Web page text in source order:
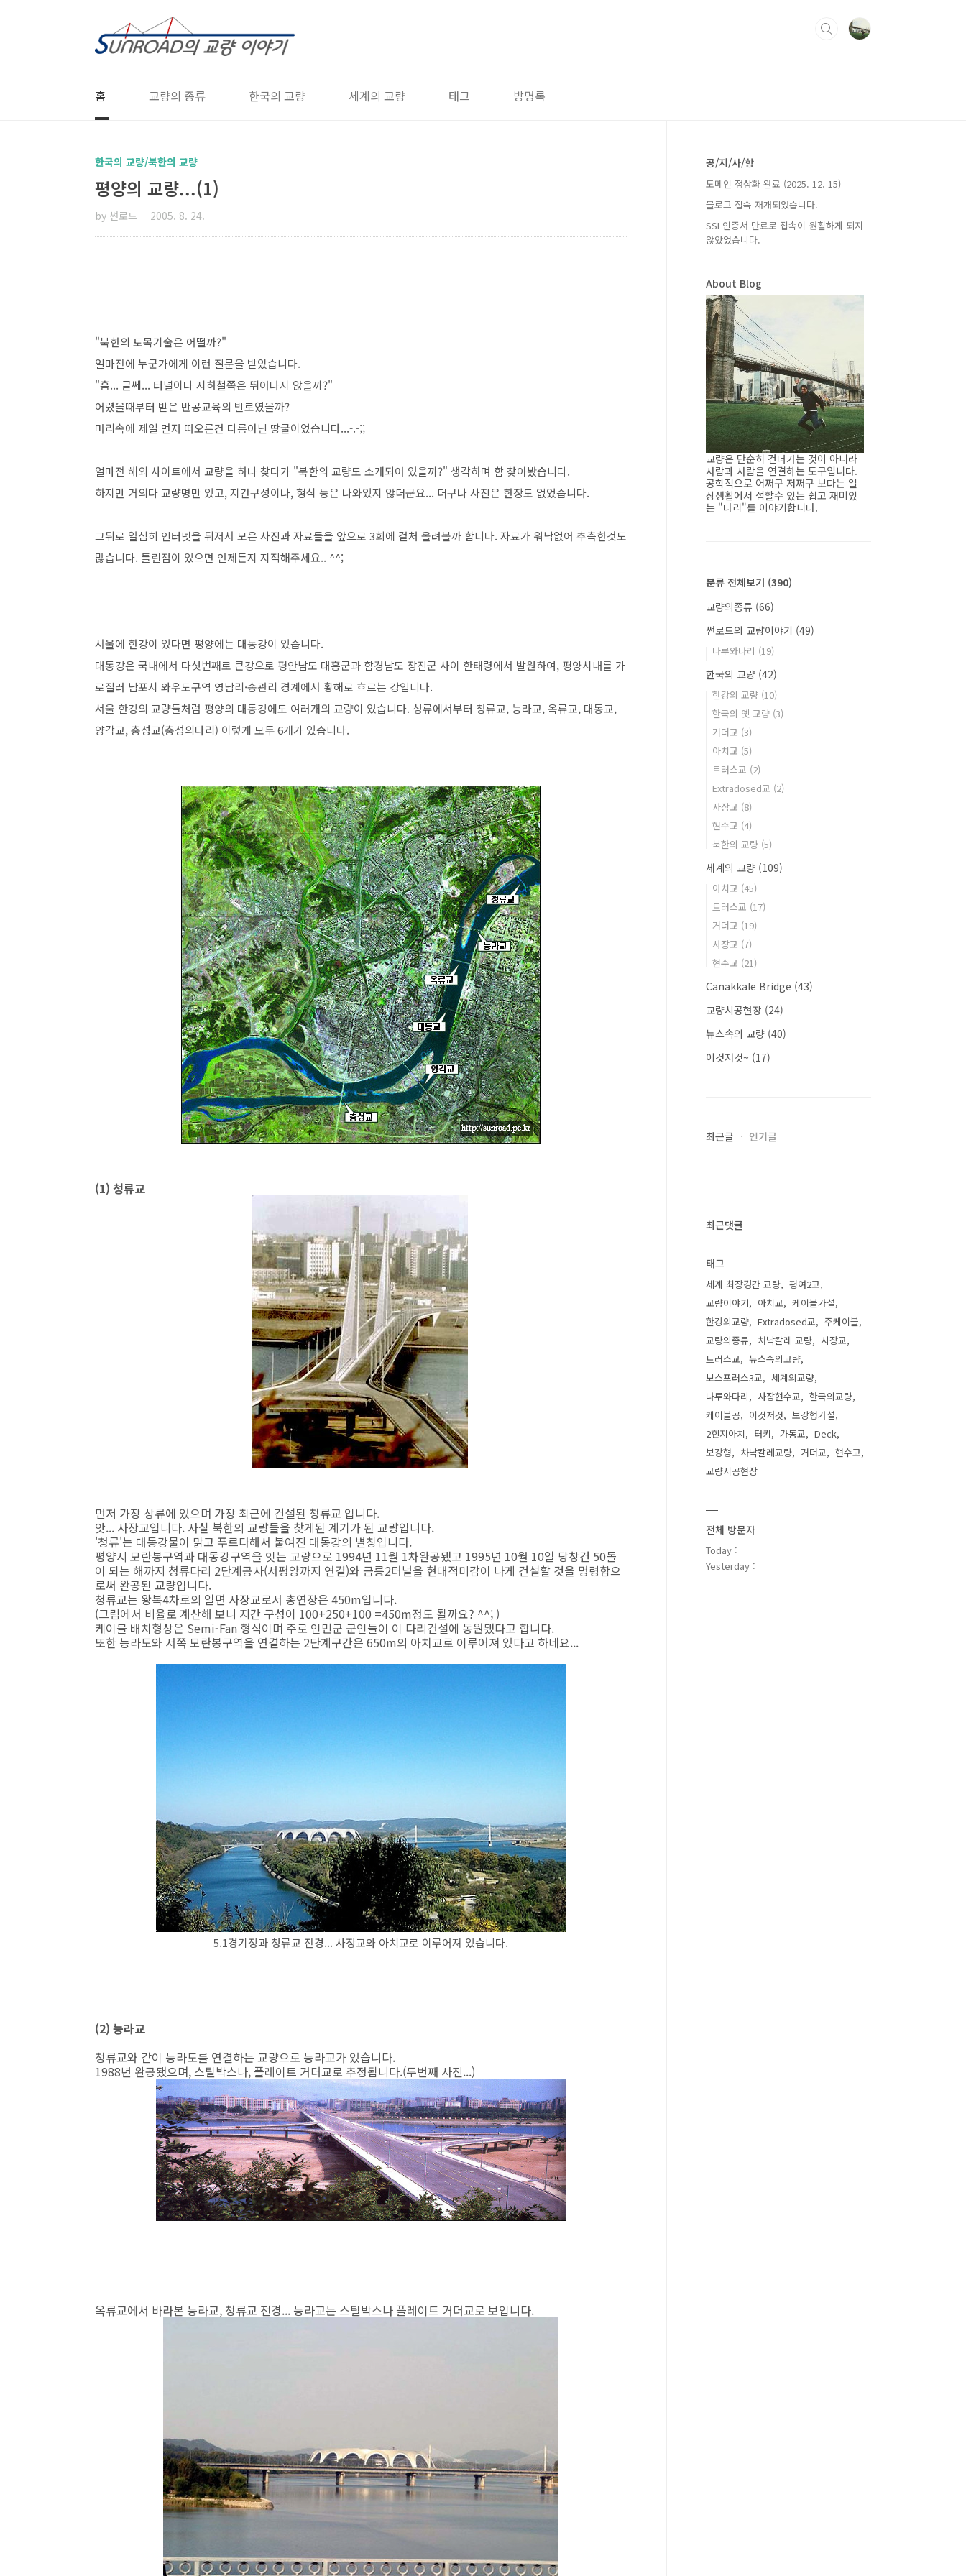
홈 교량의 종류 한국의 교량 세계의 교량 태그 방명록
한국의 교량/북한의 교량
평양의 교량...(1)
by 썬로드 2005. 8. 24.
"북한의 토목기술은 어떨까?"
얼마전에 누군가에게 이런 질문을 받았습니다.
"흠... 글쎄... 터널이나 지하철쪽은 뛰어나지 않을까?"
어렸을때부터 받은 반공교육의 발로였을까?
머리속에 제일 먼저 떠오른건 다름아닌 땅굴이었습니다...-.-;;
얼마전 해외 사이트에서 교량을 하나 찾다가 "북한의 교량도 소개되어 있을까?" 생각하며 함 찾아봤습니다.
하지만 거의다 교량명만 있고, 지간구성이나, 형식 등은 나와있지 않더군요... 더구나 사진은 한장도 없었습니다.
그뒤로 열심히 인터넷을 뒤저서 모은 사진과 자료들을 앞으로 3회에 걸처 올려볼까 합니다. 자료가 워낙없어 추측한것도
많습니다. 틀린점이 있으면 언제든지 지적해주세요.. ^^;
서울에 한강이 있다면 평양에는 대동강이 있습니다.
대동강은 국내에서 다섯번째로 큰강으로 평안남도 대흥군과 함경남도 장진군 사이 한태령에서 발원하여, 평양시내를 가
로질러 남포시 와우도구역 영남리·송관리 경계에서 황해로 흐르는 강입니다.
서울 한강의 교량들처럼 평양의 대동강에도 여러개의 교량이 있습니다. 상류에서부터 청류교, 능라교, 옥류교, 대동교,
양각교, 충성교(충성의다리) 이렇게 모두 6개가 있습니다.
(1) 청류교
먼저 가장 상류에 있으며 가장 최근에 건설된 청류교 입니다.
앗... 사장교입니다. 사실 북한의 교량들을 찾게된 계기가 된 교량입니다.
'청류'는 대동강물이 맑고 푸르다해서 붙여진 대동강의 별칭입니다.
평양시 모란봉구역과 대동강구역을 잇는 교량으로 1994년 11월 1차완공됐고 1995년 10월 10일 당창건 50돌
이 되는 해까지 청류다리 2단계공사(서평양까지 연결)와 금릉2터널을 현대적미감이 나게 건설할 것을 명령함으
로써 완공된 교량입니다.
청류교는 왕복4차로의 일면 사장교로서 총연장은 450m입니다.
(그림에서 비율로 계산해 보니 지간 구성이 100+250+100 =450m정도 될까요? ^^; )
케이블 배치형상은 Semi-Fan 형식이며 주로 인민군 군인들이 이 다리건설에 동원됐다고 합니다.
또한 능라도와 서쪽 모란봉구역을 연결하는 2단계구간은 650m의 아치교로 이루어져 있다고 하네요...
5.1경기장과 청류교 전경... 사장교와 아치교로 이루어져 있습니다.
(2) 능라교
청류교와 같이 능라도를 연결하는 교량으로 능라교가 있습니다.
1988년 완공됐으며, 스틸박스나, 플레이트 거더교로 추정됩니다.(두번째 사진...)
옥류교에서 바라본 능라교, 청류교 전경... 능라교는 스틸박스나 플레이트 거더교로 보입니다.
공/지/사/항
도메인 정상화 완료 (2025. 12. 15)
블로그 접속 재개되었습니다.
SSL인증서 만료로 접속이 원활하게 되지
않았었습니다.
About Blog
교량은 단순히 건너가는 것이 아니라
사람과 사람을 연결하는 도구입니다.
공학적으로 어쩌구 저쩌구 보다는 일
상생활에서 접할수 있는 쉽고 재미있
는 "다리"를 이야기합니다.
분류 전체보기 (390)
교량의종류 (66)
썬로드의 교량이야기 (49)
나루와다리 (19)
한국의 교량 (42)
한강의 교량 (10)
한국의 옛 교량 (3)
거더교 (3)
아치교 (5)
트러스교 (2)
Extradosed교 (2)
사장교 (8)
현수교 (4)
북한의 교량 (5)
세계의 교량 (109)
아치교 (45)
트러스교 (17)
거더교 (19)
사장교 (7)
현수교 (21)
Canakkale Bridge (43)
교량시공현장 (24)
뉴스속의 교량 (40)
이것저것~ (17)
최근글 인기글
최근댓글
태그
세계 최장경간 교량
평여2교
교량이야기
아치교
케이블가설
한강의교량
Extradosed교
주케이블
교량의종류
차낙칼레 교량
사장교
트러스교
뉴스속의교량
보스포러스3교
세계의교량
나루와다리
사장현수교
한국의교량
케이블공
이것저것
보강형가설
2힌지아치
터키 가동교
Deck
보강형
차낙칼레교량 거더교
현수교
교량시공현장
전체 방문자
Today :
Yesterday :